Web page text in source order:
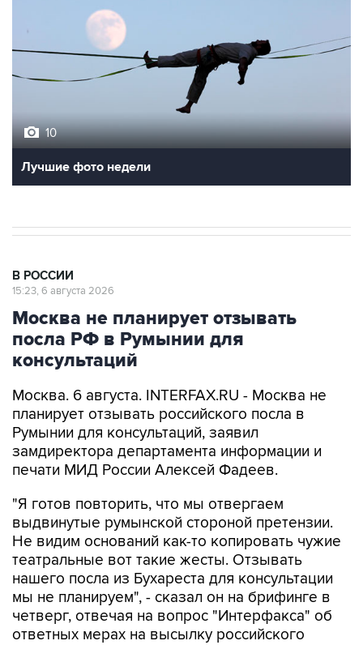
10
Лучшие фото недели
В РОССИИ
15:23, 6 августа 2026
Москва не планирует отзывать
посла РФ в Румынии для
консультаций
Москва. 6 августа. INTERFAX.RU - Москва не
планирует отзывать российского посла в
Румынии для консультаций, заявил
замдиректора департамента информации и
печати МИД России Алексей Фадеев.
"Я готов повторить, что мы отвергаем
выдвинутые румынской стороной претензии.
Не видим оснований как-то копировать чужие
театральные вот такие жесты. Отзывать
нашего посла из Бухареста для консультации
мы не планируем", - сказал он на брифинге в
четверг, отвечая на вопрос "Интерфакса" об
ответных мерах на высылку российского